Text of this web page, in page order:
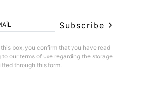
Subscribe
box, you confirm that you have read
to our terms of use regarding the storage
through this form.